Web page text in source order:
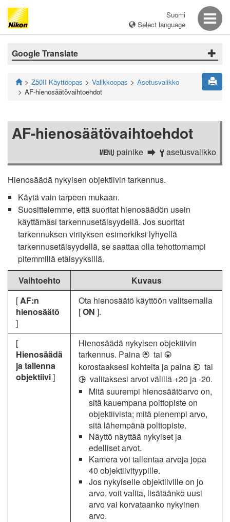
Suomi
Select language
Google Translate
Z50II Käyttöopas Valikkoopas
Asetusvalikko
AF-hienosäätövaihtoehdot
AF-hienosäätövaihtoehdot
G painike B asetusvalikko
Hienosäädä nykyisen objektiivin tarkennus.
Käytä vain tarpeen mukaan.
Suosittelemme, että suoritat hienosäädön usein
käyttämäsi tarkennusetäisyydellä. Jos suoritat
tarkennuksen virityksen esimerkiksi lyhyellä
tarkennusetäisyydellä, se saattaa olla tehottomampi
pitemmillä etäisyyksillä.
Vaihtoehto
Kuvaus
[AF:n
hienosäätö
]
Ota hienosäätö käyttöön valitsemalla
[ON ].
[
Hienosäädä
ja tallenna
objektiivi]
Hienosäädä nykyisen objektiivin
tarkennus. Paina 1 tai 3
korostaaksesi kohteita ja paina 4 tai
2 valitaksesi arvot välillä +20 ja -20.
Mitä suurempi hienosäätöarvo on,
sitä kauempana polttopiste on
objektiivista; mitä pienempi arvo,
sitä lähempänä polttopiste.
Näyttö näyttää nykyiset ja
edelliset arvot.
Kamera voi tallentaa arvoja jopa
40 objektiivityypille.
Jos nykyiselle objektiiville on jo
arvo, voit valita, lisätäänkö uusi
arvo vai korvataanko nykyinen
arvo.